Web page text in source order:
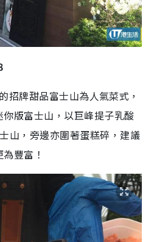
招牌甜品富士山為人氣菜式，
版富士山，以巨峰提子乳酸
山，旁邊亦圍著蛋糕碎，建議
豐富！